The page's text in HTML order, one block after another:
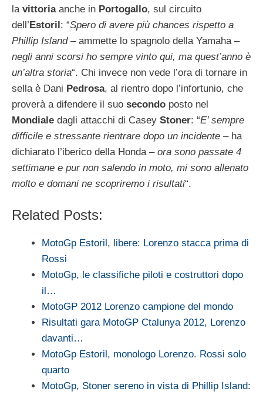
la vittoriaanche in Portogallo, sul circuito
dell’Estoril: “Spero di avere più chances rispetto a
Phillip Island– ammette lo spagnolo della Yamaha –
negli anni scorsi ho sempre vinto qui, ma quest’anno è
un’altra storia“. Chi invece non vede l’ora di tornare in
sella è Dani Pedrosa, al rientro dopo l’infortunio, che
proverà a difendere il suo secondo posto nel
Mondiale dagli attacchi di Casey Stoner: “E’ sempre
difficile e stressante rientrare dopo un incidente – ha
dichiarato l’iberico della Honda – ora sono passate 4
settimane e pur non salendo in moto, mi sono allenato
molto e domani ne scopriremo i risultati“.
Related Posts:
MotoGp Estoril, libere: Lorenzo stacca prima di
Rossi
MotoGp, le classifiche piloti e costruttori dopo
il…
MotoGP 2012 Lorenzo campione del mondo
Risultati gara MotoGP Ctalunya 2012, Lorenzo
davanti…
MotoGp Estoril, monologo Lorenzo. Rossi solo
quarto
MotoGp, Stoner sereno in vista di Phillip Island: